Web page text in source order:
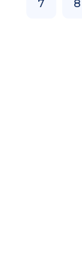
7 8